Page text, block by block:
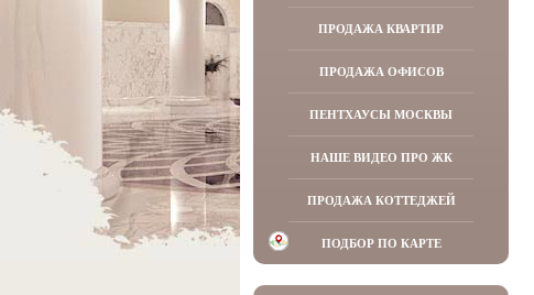
ПРОДАЖА КВАРТИР
ПРОДАЖА ОФИСОВ
ПЕНТХАУСЫ МОСКВЫ
НАШЕ ВИДЕО ПРО ЖК
ПРОДАЖА КОТТЕДЖЕЙ
ПОДБОР ПО КАРТЕ